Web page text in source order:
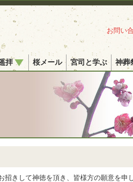
お問い
拝 桜メール 宮司と学ぶ 神葬
招きして神徳を頂き、皆様方の願意を申